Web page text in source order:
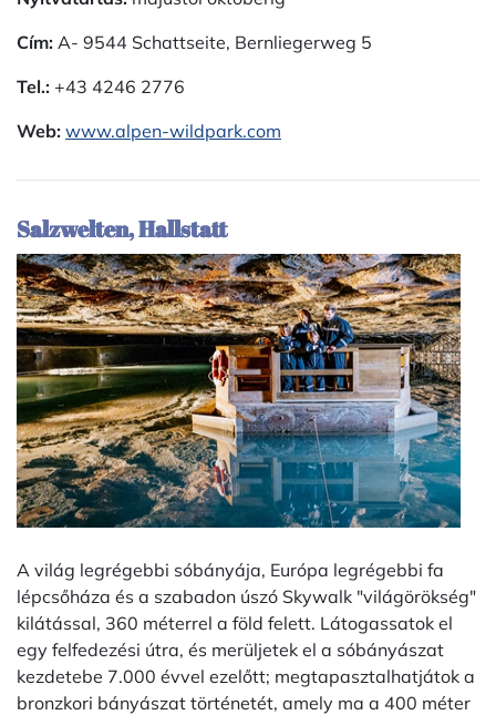
Cím: A- 9544 Schattseite, Bernliegerweg 5
Tel.: +43 4246 2776
Web: www.alpen-wildpark.com
Salzwelten, Hallstatt
A világ legrégebbi sóbányája, Európa legrégebbi fa
lépcsőháza és a szabadon úszó Skywalk "világörökség"
kilátással, 360 méterrel a föld felett. Látogassatok el
egy felfedezési útra, és merüljetek el a sóbányászat
kezdetebe 7.000 évvel ezelőtt; megtapasztalhatjátok a
bronzkori bányászat történetét, amely ma a 400 méter